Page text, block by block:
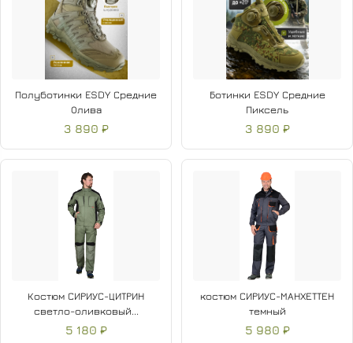
Полуботинки ESDY Средние
Олива
3 890 ₽
Ботинки ESDY Средние
Пиксель
3 890 ₽
Костюм СИРИУС-ЦИТРИН
светло-оливковый...
5 180 ₽
костюм СИРИУС-МАНХЕТТЕН
темный
5 980 ₽